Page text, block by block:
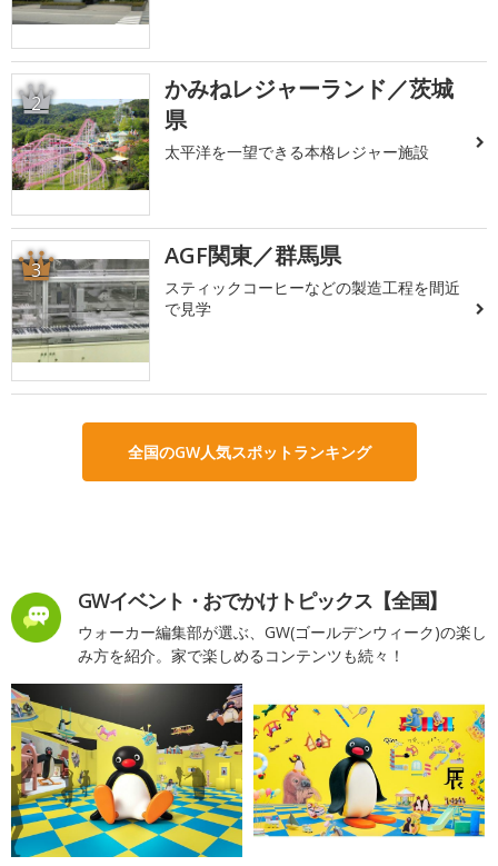
2
かみねレジャーランド／茨城
県
太平洋を一望できる本格レジャー施設
3 AGF関東／群馬県
スティックコーヒーなどの製造工程を間近
で見学
全国のGW人気スポットランキング
GWイベント・おでかけトピックス【全国】
ウォーカー編集部が選ぶ、GW(ゴールデンウィーク)の楽し
み方を紹介。家で楽しめるコンテンツも続々！